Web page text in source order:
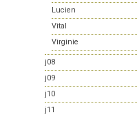
Lucien
Vital
Virginie
j08
j09
j10
j11